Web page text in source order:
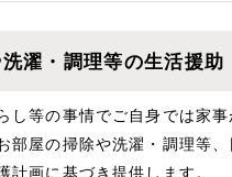
濯・調理等の生活援助
し等の事情でご自身では家事
部屋の掃除や洗濯・調理等
計画に基づき提供します。